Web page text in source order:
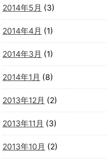
2014年5月 (3)
2014年4月 (1)
2014年3月 (1)
2014年1月 (8)
2013年12月 (2)
2013年11月 (3)
2013年10月 (2)